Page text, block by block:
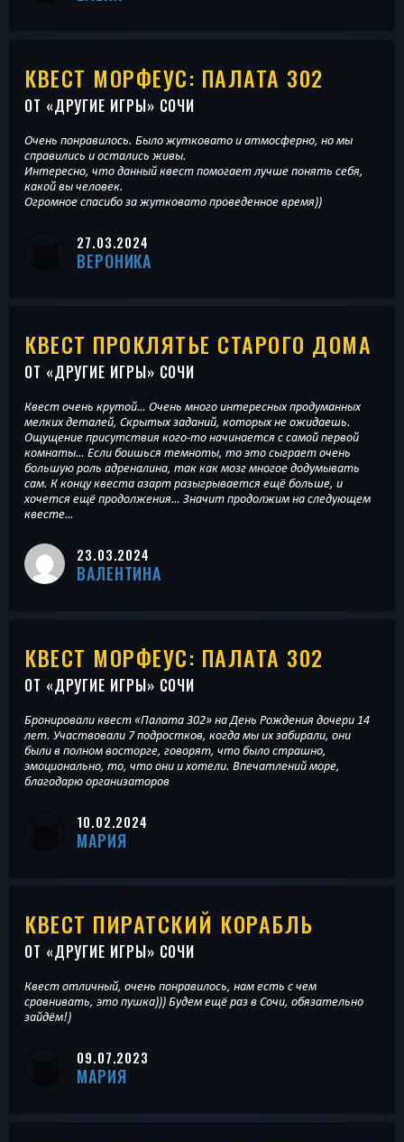
КВЕСТ МОРФЕУС: ПАЛАТА 302
ОТ «ДРУГИЕ ИГРЫ» СОЧИ
Очень понравилось. Было жутковато и атмосферно, но мы
справились и остались живы.
Интересно, что данный квест помогает лучше понять себя,
какой вы человек.
Огромное спасибо за жутковато проведенное время))
27.03.2024
ВЕРОНИКА
КВЕСТ ПРОКЛЯТЬЕ СТАРОГО ДОМА
ОТ «ДРУГИЕ ИГРЫ» СОЧИ
Квест очень крутой… Очень много интересных продуманных
мелких деталей, Скрытых заданий, которых не ожидаешь.
Ощущение присутствия кого-то начинается с самой первой
комнаты… Если боишься темноты, то это сыграет очень
большую роль адреналина, так как мозг многое додумывать
сам. К концу квеста азарт разыгрывается ещё больше, и
хочется ещё продолжения… Значит продолжим на следующем
квесте…
23.03.2024
ВАЛЕНТИНА
КВЕСТ МОРФЕУС: ПАЛАТА 302
ОТ «ДРУГИЕ ИГРЫ» СОЧИ
Бронировали квест «Палата 302» на День Рождения дочери 14
лет. Участвовали 7 подростков, когда мы их забирали, они
были в полном восторге, говорят, что было страшно,
эмоционально, то, что они и хотели. Впечатлений море,
благодарю организаторов
10.02.2024
МАРИЯ
КВЕСТ ПИРАТСКИЙ КОРАБЛЬ
ОТ «ДРУГИЕ ИГРЫ» СОЧИ
Квест отличный, очень понравилось, нам есть с чем
сравнивать, это пушка))) Будем ещё раз в Сочи, обязательно
зайдём!)
09.07.2023
МАРИЯ